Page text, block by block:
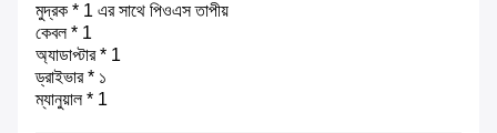
মুদ্রক * 1 এর সাথে পিওএস তাপীয়
কেবল * 1
অ্যাডাপ্টার * 1
ড্রাইভার * ১
ম্যানুয়াল * 1